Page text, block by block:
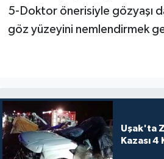
5-Doktor önerisiyle gözyaşı
göz yüzeyini nemlendirmek
Uşak'ta
Kazası 4